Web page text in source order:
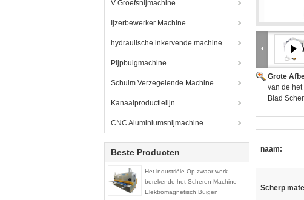
V Groefsnijmachine
Ijzerbewerker Machine
hydraulische inkervende machine
Pijpbuigmachine
Schuim Verzegelende Machine
Kanaalproductielijn
CNC Aluminiumsnijmachine
Beste Producten
Het industriële Op zwaar werk
berekende het Scheren Machine
Elektromagnetisch Buigen
Grote
van de
Blad
naam:
Scherp